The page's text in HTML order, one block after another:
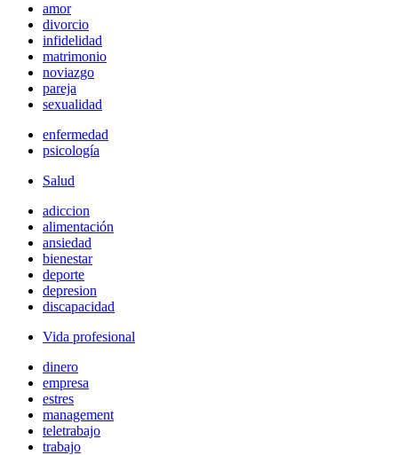
amor
divorcio
infidelidad
matrimonio
noviazgo
pareja
sexualidad
enfermedad
psicología
Salud
adiccion
alimentación
ansiedad
bienestar
deporte
depresion
discapacidad
Vida profesional
dinero
empresa
estres
management
teletrabajo
trabajo